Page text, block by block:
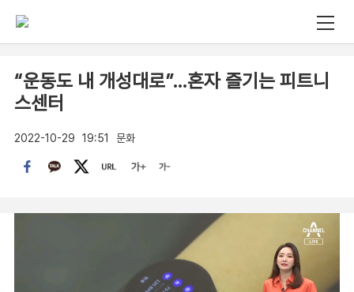
“운동도 내 개성대로”…혼자 즐기는 피트니
스센터
2022-10-29 19:51 문화